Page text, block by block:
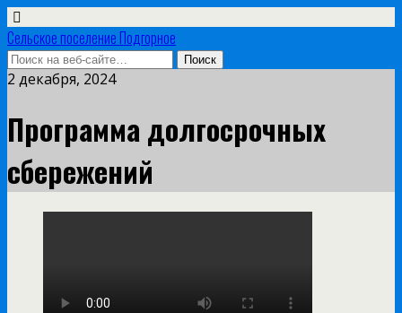
Сельское поселение Подгорное
2 декабря, 2024
Программа долгосрочных
сбережений